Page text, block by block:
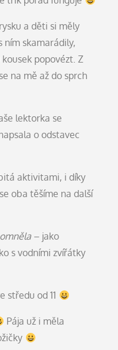
a děti si měly
ním skamarádily,
popovézt. Z
na mě až do sprch
lektorka se
o odstavec
aktivitami, i díky
oba těšíme na další
– jako
s vodními zvířátky
středu od 11
Pája už i měla